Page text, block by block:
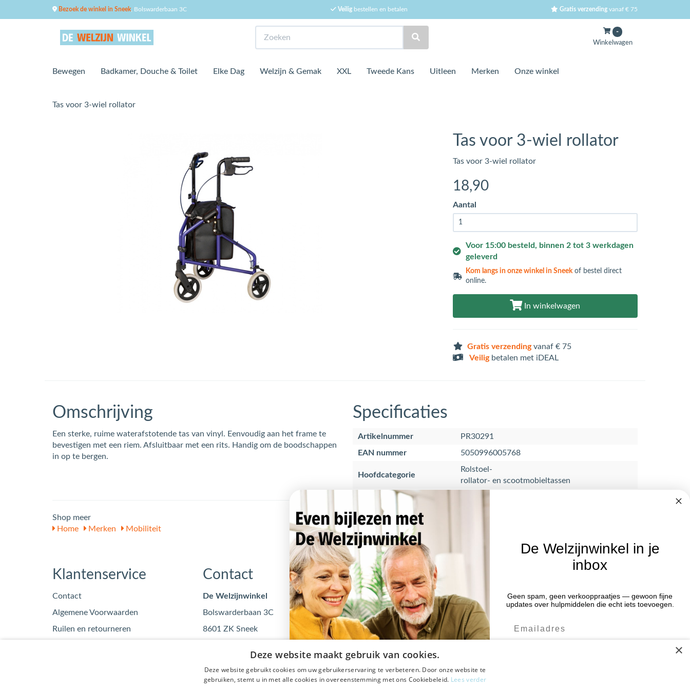
Bezoek de winkel in Sneek , Bolswarderbaan 3C Veiligbestellen en betalen Gratis verzending vanaf € 75
-
Winkelwagen
Bewegen Badkamer, Douche & Toilet Elke Dag Welzijn & Gemak XXL Tweede Kans Uitleen Merken Onze winkel
Tas voor 3-wiel rollator
Tas voor 3-wiel rollator
Tas voor 3-wiel rollator
18,90
Aantal
Voor 15:00 besteld, binnen 2 tot 3 werkdagen
geleverd
Kom langs in onze winkel in Sneekof bestel direct
online.
In winkelwagen
Gratis verzendingvanaf € 75
Veiligbetalen met iDEAL
Omschrijving
Een sterke, ruime waterafstotende tas van vinyl. Eenvoudig aan het frame te
bevestigen met een riem. Afsluitbaar met een rits. Handig om de boodschappen
in op te bergen.
Specificaties
Artikelnummer
PR30291
EAN nummer
5050996005768
Hoofdcategorie
Rolstoel-
rollator- en scootmobieltassen
Shop meer
Home
Merken Mobiliteit
Klantenservice
Contact
Algemene Voorwaarden
Ruilen en retourneren
Contact
De Welzijnwinkel
Bolswarderbaan 3C
8601 ZK Sneek
KvK: 70553122
Openingstijden
Maandag 09:00 - 17:00 uur
Dinsdag 09:00 - 17:00 uur
Woensdag 09:00 - 17:00 uur
Vrijdag 09:00 - 17:00 uur
Nieuwsbrief
Blijf op de hoogte van acties en het
voor de nieuwsbrief.
×
Deze website maakt gebruik van cookies.
Deze website gebruikt cookies om uw gebruikerservaring te verbeteren. Door onze website te
gebruiken, stemt u in met alle cookies in overeenstemming met ons Cookiebeleid. Lees verder
De Welzijnwinkel in je
inbox
Geen spam, geen verkooppraatjes — gewoon fijne
updates over hulpmiddelen die echt iets toevoegen.